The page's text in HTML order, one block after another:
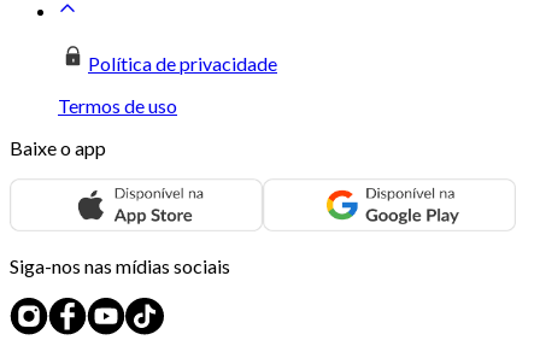
Política de privacidade
Termos de uso
Baixe o app
Siga-nos nas mídias sociais